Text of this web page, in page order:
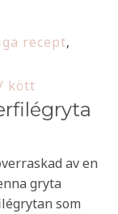
recept,
kött
av en
gryta
som